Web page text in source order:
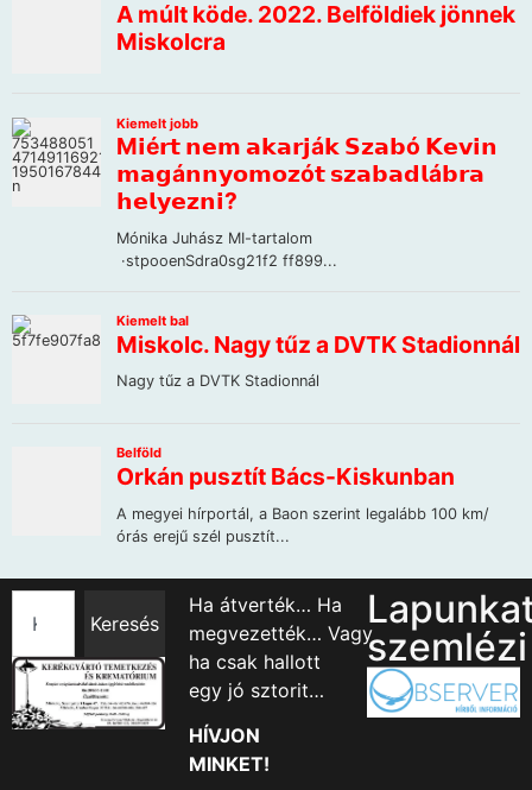
Keresés
Ha átverték… Ha
megvezették… Vagy
ha csak hallott
egy jó sztorit…
HÍVJON
MINKET!
szemlézi